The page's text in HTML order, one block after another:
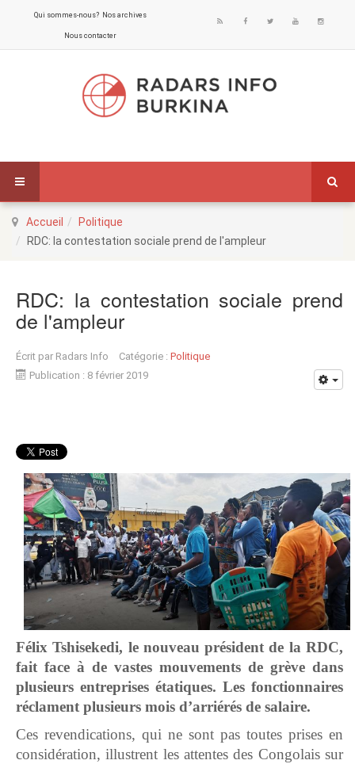
Qui sommes-nous? Nos archives
Nous contacter
Accueil
Politique
RDC: la contestation sociale prend de l'ampleur
RDC: la contestation sociale prend
de l'ampleur
Écrit par Radars Info Catégorie : Politique
Publication : 8 février 2019
Félix Tshisekedi, le nouveau président de la RDC,
fait face à de vastes mouvements de grève dans
plusieurs entreprises étatiques. Les fonctionnaires
réclament plusieurs mois d’arriérés de salaire.
Ces revendications, qui ne sont pas toutes prises en
considération, illustrent les attentes des Congolais sur